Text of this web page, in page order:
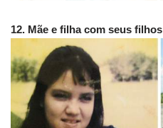
12. Mãe e filha com seus filhos